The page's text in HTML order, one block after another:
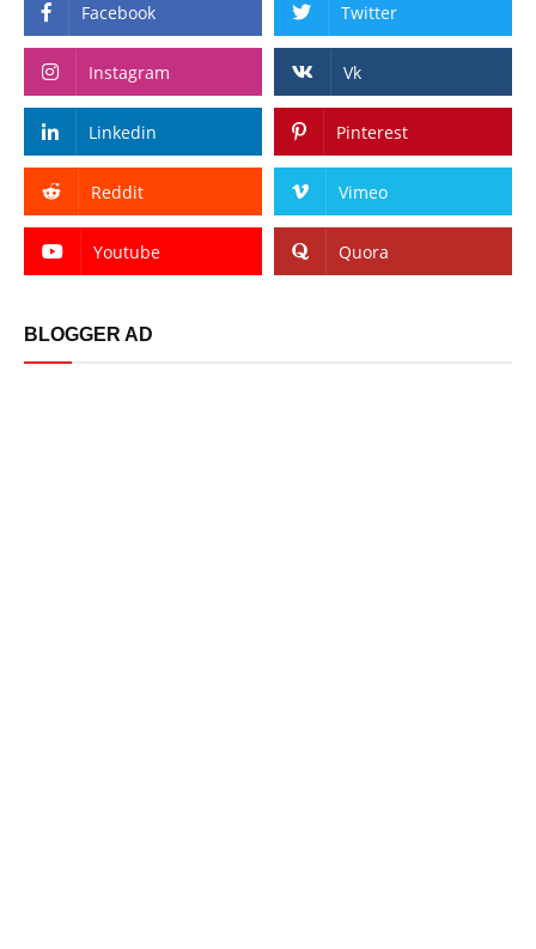
Facebook Twitter
Instagram Vk
Linkedin Pinterest
Reddit Vimeo
Youtube Quora
BLOGGER AD